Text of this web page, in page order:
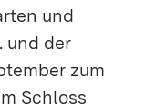
und
und der
zum
Schloss